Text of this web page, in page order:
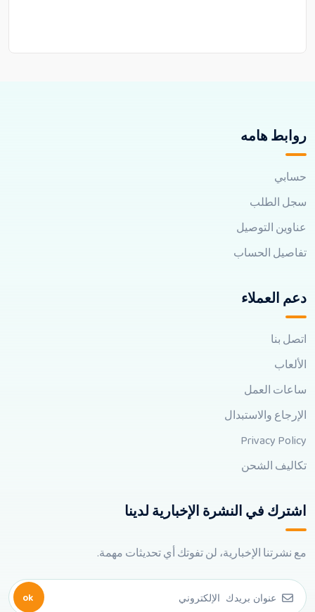
روابط هامه
حسابي
سجل الطلب
عناوين التوصيل
تفاصيل الحساب
دعم العملاء
اتصل بنا
الألعاب
ساعات العمل
الإرجاع والاستبدال
Privacy Policy
تكاليف الشحن
اشترك في النشرة الإخبارية لدينا
مع نشرتنا الإخبارية، لن تفوتك أي تحديثات مهمة.
ok